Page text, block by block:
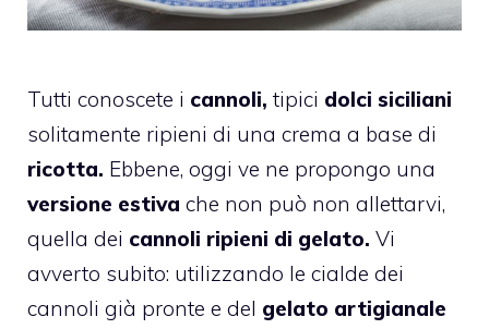
Tutti conoscete i cannoli, tipici dolci siciliani
solitamente ripieni di una crema a base di
ricotta. Ebbene, oggi ve ne propongo una
versione estiva che non può non allettarvi,
quella dei cannoli ripieni di gelato. Vi
avverto subito: utilizzando le cialde dei
cannoli già pronte e del gelato artigianale